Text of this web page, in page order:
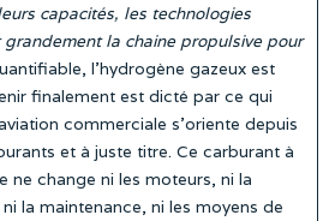
capacités, les technologies
la chaine propulsive pour
l’hydrogène gazeux est
finalement est dicté par ce qui
commerciale s’oriente depuis
et à juste titre. Ce carburant à
ne change ni les moteurs, ni la
la maintenance, ni les moyens de